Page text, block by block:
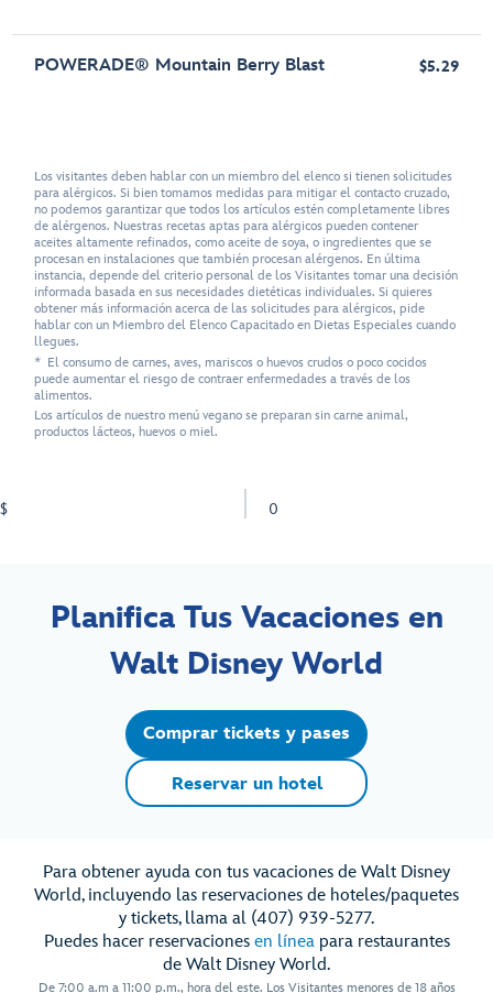
POWERADE® Mountain Berry Blast $5.29
Los visitantes deben hablar con un miembro del elenco si tienen solicitudes
para alérgicos. Si bien tomamos medidas para mitigar el contacto cruzado,
no podemos garantizar que todos los artículos estén completamente libres
de alérgenos. Nuestras recetas aptas para alérgicos pueden contener
aceites altamente refinados, como aceite de soya, o ingredientes que se
procesan en instalaciones que también procesan alérgenos. En última
instancia, depende del criterio personal de los Visitantes tomar una decisión
informada basada en sus necesidades dietéticas individuales. Si quieres
obtener más información acerca de las solicitudes para alérgicos, pide
hablar con un Miembro del Elenco Capacitado en Dietas Especiales cuando
llegues.
* El consumo de carnes, aves, mariscos o huevos crudos o poco cocidos
puede aumentar el riesgo de contraer enfermedades a través de los
alimentos.
Los artículos de nuestro menú vegano se preparan sin carne animal,
productos lácteos, huevos o miel.
$ 0
Planifica Tus Vacaciones en
Walt Disney World
Comprar tickets y pases
Reservar un hotel
Para obtener ayuda con tus vacaciones de Walt Disney
World, incluyendo las reservaciones de hoteles/paquetes
y tickets, llama al (407) 939-5277.
Puedes hacer reservaciones en líneapara restaurantes
de Walt Disney World.
De 7:00 a.m a 11:00 p.m., hora del este. Los Visitantes menores de 18 años